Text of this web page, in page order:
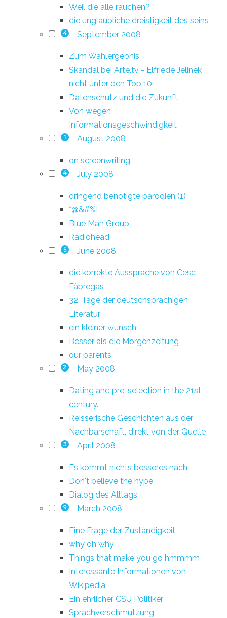
Weil die alle rauchen?
die unglaubliche dreistigkeit des seins
4 September 2008
Zum Wahlergebnis
Skandal bei Arte.tv - Elfriede Jelinek
nicht unter den Top 10
Datenschutz und die Zukunft
Von wegen
Informationsgeschwindigkeit
1 August 2008
on screenwriting
4 July 2008
dringend benötigte parodien (1)
*@&#%!
Blue Man Group
Radiohead
5 June 2008
die korrekte Aussprache von Cesc
Fàbregas
32. Tage der deutschsprachigen
Literatur
ein kleiner wunsch
Besser als die Morgenzeitung
our parents
2 May 2008
Dating and pre-selection in the 21st
century.
Reisserische Geschichten aus der
Nachbarschaft, direkt von der Quelle
3 April 2008
Es kommt nichts besseres nach
Don't believe the hype
Dialog des Alltags
9 March 2008
Eine Frage der Zuständigkeit
why oh why
Things that make you go hmmmm
Interessante Informationen von
Wikipedia
Ein ehrlicher CSU Politiker
Sprachverschmutzung